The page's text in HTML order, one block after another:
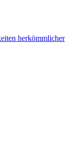
herkömmlicher